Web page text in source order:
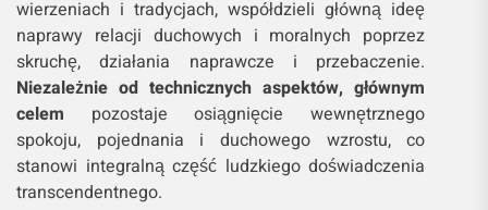
wierzeniach i tradycjach, współdzieli główną ideę
naprawy relacji duchowych i moralnych poprzez
skruchę, działania naprawcze i przebaczenie.
Niezależnie od technicznych aspektów, głównym
celem pozostaje osiągnięcie wewnętrznego
spokoju, pojednania i duchowego wzrostu, co
stanowi integralną część ludzkiego doświadczenia
transcendentnego.